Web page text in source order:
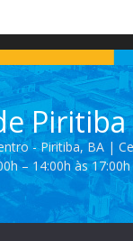
Piritiba
- Piritiba, BA |
– 14:00h às 17:00h